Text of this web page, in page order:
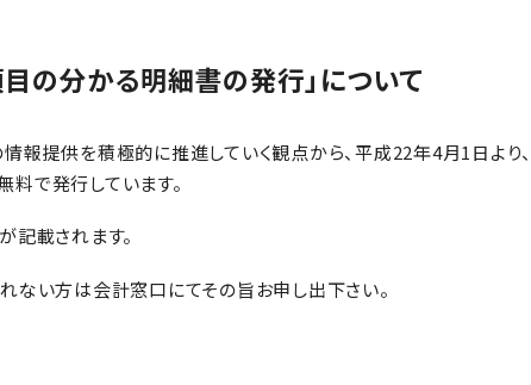
の分かる明細書の発行」について
報提供を積極的に推進していく観点から、平成22年4月1日より
で発行しています。
記載されます。
ない方は会計窓口にてその旨お申し出下さい。